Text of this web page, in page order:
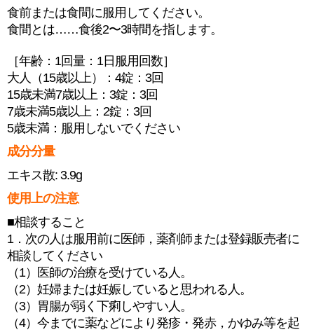
食前または食間に服用してください。
食間とは……食後2〜3時間を指します。
［年齢：1回量：1日服用回数］
大人（15歳以上）：4錠：3回
15歳未満7歳以上：3錠：3回
7歳未満5歳以上：2錠：3回
5歳未満：服用しないでください
成分分量
エキス散: 3.9g
使用上の注意
■相談すること
1．次の人は服用前に医師，薬剤師または登録販売者に
相談してください
（1）医師の治療を受けている人。
（2）妊婦または妊娠していると思われる人。
（3）胃腸が弱く下痢しやすい人。
（4）今までに薬などにより発疹・発赤，かゆみ等を起